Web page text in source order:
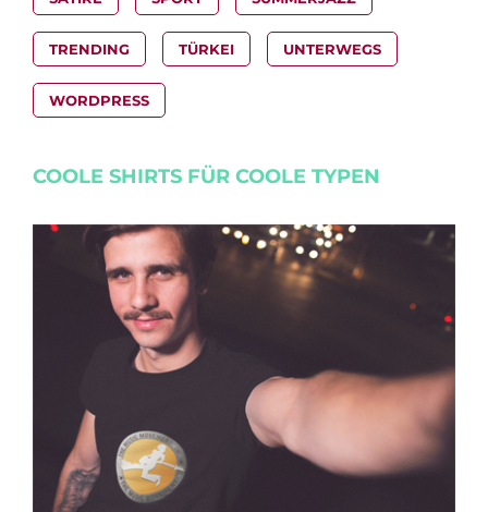
TRENDING TÜRKEI UNTERWEGS
WORDPRESS
COOLE SHIRTS FÜR COOLE TYPEN